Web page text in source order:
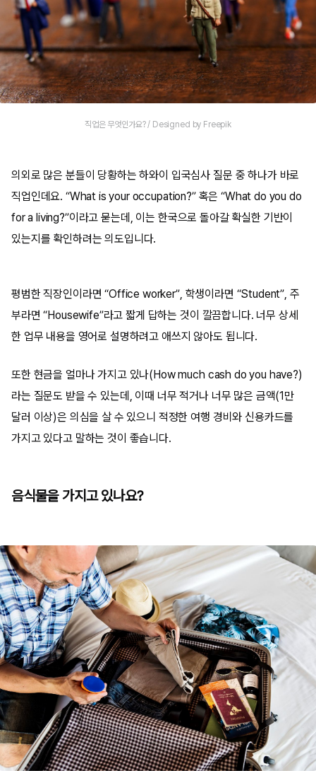
직업은 무엇인가요? / Designed by Freepik
의외로 많은 분들이 당황하는 하와이 입국심사 질문 중 하나가 바로
직업인데요. “What is your occupation?” 혹은 “What do you do
for a living?”이라고 묻는데, 이는 한국으로 돌아갈 확실한 기반이
있는지를 확인하려는 의도입니다.
평범한 직장인이라면 “Office worker”, 학생이라면 “Student”, 주
부라면 “Housewife”라고 짧게 답하는 것이 깔끔합니다. 너무 상세
한 업무 내용을 영어로 설명하려고 애쓰지 않아도 됩니다.
또한 현금을 얼마나 가지고 있나(How much cash do you have?)
라는 질문도 받을 수 있는데, 이때 너무 적거나 너무 많은 금액(1만
달러 이상)은 의심을 살 수 있으니 적정한 여행 경비와 신용카드를
가지고 있다고 말하는 것이 좋습니다.
음식물을 가지고 있나요?